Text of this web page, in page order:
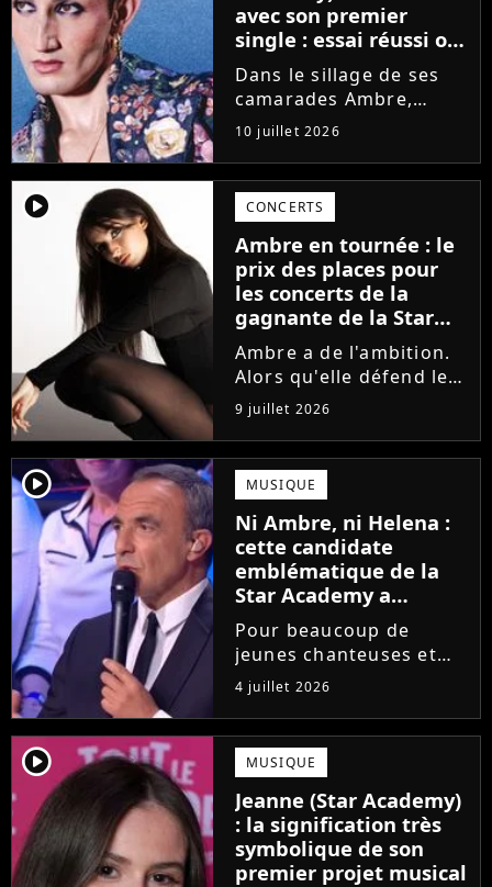
avec son premier
single : essai réussi ou
manqué ? Voici notre
avis !
Dans le sillage de ses
camarades Ambre,
Bastiaan ou Melissa,
Victor Aupecle lance
son projet musical ce
vendredi 10 juillet avec
la parution du single Je
fais de mon mieux. Le
demi-finaliste...
10 juillet 2026
player2 CONCERTS
Ambre en tournée : le
prix des places pour
les concerts de la
gagnante de la Star
Academy !
Ambre a de l'ambition.
Alors qu'elle défend le
single J'me demande et
qu'elle prépare son
premier album, la
gagnante de la dernière
saison de la Star
Academy annonce les
dates de sa...
9 juillet 2026
player2 MUSIQUE
Ni Ambre, ni Helena :
cette candidate
emblématique de la
Star Academy a
souffert après
l'émission, "J'étais
traitée de potiche"
Pour beaucoup de
jeunes chanteuses et
chanteurs, la Star
Academy est un rêve.
Mais comme l'a rappelé
une ancienne gagnante,
l'émission de TF1 n'est
pas toujours simple à
vivre.
4 juillet 2026
player2 MUSIQUE
Jeanne (Star Academy)
: la signification très
symbolique de son
premier projet musical